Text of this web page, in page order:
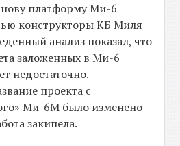
платформу Ми-6
конструкторы КБ Миля
анализ показал, что
заложенных в Ми-6
недостаточно.
проекта с
Ми-6М было изменено
закипела.